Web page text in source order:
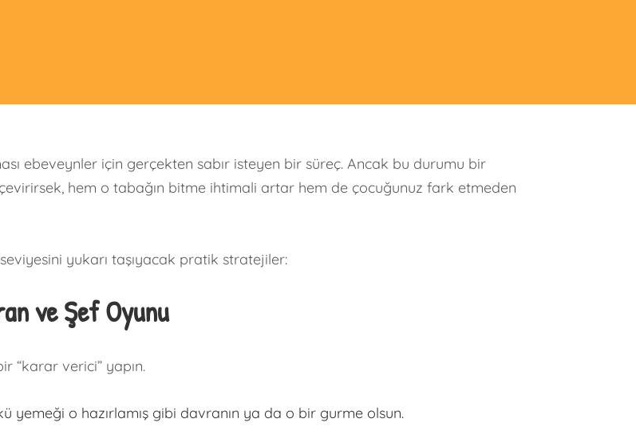
ebeveynler için gerçekten sabır isteyen bir süreç. Ancak bu durumu bir
hem o tabağın bitme ihtimali artar hem de çocuğunuz fark etmeden
yukarı taşıyacak pratik stratejiler:
ve Şef Oyunu
“karar verici” yapın.
yemeği o hazırlamış gibi davranın ya da o bir gurme olsun.